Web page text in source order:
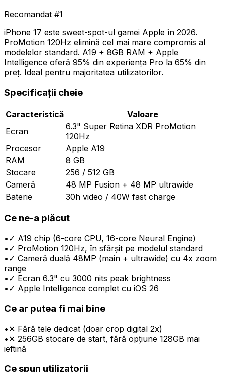
Recomandat #1
iPhone 17 este sweet-spot-ul gamei Apple în 2026.
ProMotion 120Hz elimină cel mai mare compromis al
modelelor standard. A19 + 8GB RAM + Apple
Intelligence oferă 95% din experiența Pro la 65% din
preț. Ideal pentru majoritatea utilizatorilor.
Specificații cheie
Caracteristică
Valoare
Ecran
6.3" Super Retina XDR ProMotion
120Hz
Procesor
Apple A19
RAM
8 GB
Stocare
256 / 512 GB
Cameră
48 MP Fusion + 48 MP ultrawide
Baterie
30h video / 40W fast charge
Ce ne-a plăcut
• ✓ A19 chip (6-core CPU, 16-core Neural Engine)
• ✓ ProMotion 120Hz, în sfârșit pe modelul standard
• ✓ Cameră duală 48MP (main + ultrawide) cu 4x zoom
range
• ✓ Ecran 6.3" cu 3000 nits peak brightness
• ✓ Apple Intelligence complet cu iOS 26
Ce ar putea fi mai bine
• ✕ Fără tele dedicat (doar crop digital 2x)
• ✕ 256GB stocare de start, fără opțiune 128GB mai
ieftină
Ce spun utilizatorii